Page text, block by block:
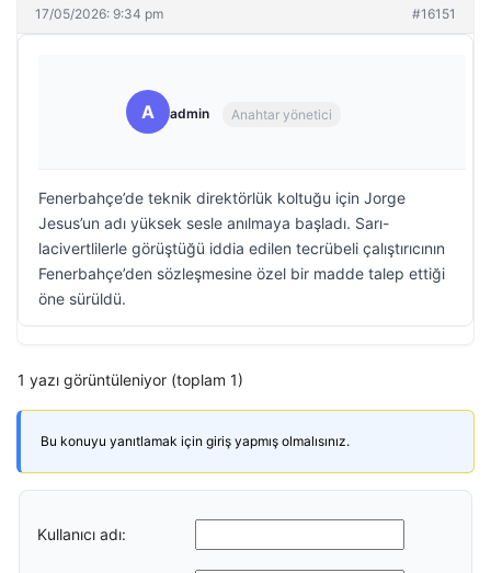
17/05/2026: 9:34 pm #16151
A admin Anahtar yönetici
Fenerbahçe’de teknik direktörlük koltuğu için Jorge
Jesus’un adı yüksek sesle anılmaya başladı. Sarı-
lacivertlilerle görüştüğü iddia edilen tecrübeli çalıştırıcının
Fenerbahçe’den sözleşmesine özel bir madde talep ettiği
öne sürüldü.
1 yazı görüntüleniyor (toplam 1)
Bu konuyu yanıtlamak için giriş yapmış olmalısınız.
Kullanıcı adı: